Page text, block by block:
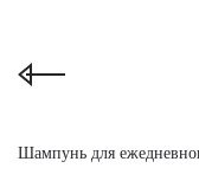
Шампунь для